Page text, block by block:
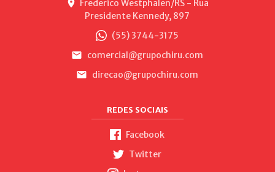
Frederico Westphalen/RS - Rua
Presidente Kennedy, 897
(55) 3744-3175
comercial@grupochiru.com
direcao@grupochiru.com
REDES SOCIAIS
Facebook
Twitter